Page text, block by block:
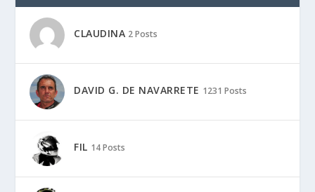
CLAUDINA 2 Posts
DAVID G. DE NAVARRETE 1231 Posts
FIL 14 Posts